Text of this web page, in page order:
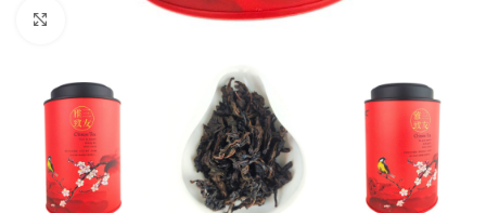
Нажмите, чтобы увеличить